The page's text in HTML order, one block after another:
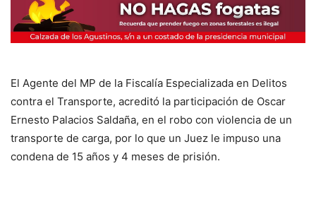
El Agente del MP de la Fiscalía Especializada en Delitos
contra el Transporte, acreditó la participación de Oscar
Ernesto Palacios Saldaña, en el robo con violencia de un
transporte de carga, por lo que un Juez le impuso una
condena de 15 años y 4 meses de prisión.